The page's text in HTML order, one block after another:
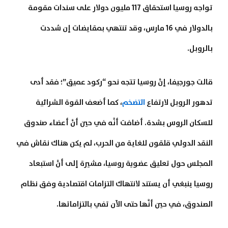
تواجه روسيا استحقاق 117 مليون دولار على سندات مقومة
بالدولار في 16 مارس، وقد تنتهي بمقايضات إن سُددت
بالروبل.
قالت جورجيفا، إنَّ روسيا تتجه نحو “ركود عميق”؛ فقد أدى
تدهور الروبل لارتفاع التضخم، كما أضعف القوة الشرائية
للسكان الروس بشدة. أضافت أنَّه في حين أنَّ أعضاء صندوق
النقد الدولي قلقون للغاية من الحرب، لم يكن هناك نقاش في
المجلس حول تعليق عضوية روسيا، مشيرة إلى أنَّ استبعاد
روسيا ينبغي أن يستند لانتهاك التزامات اقتصادية وفق نظام
الصندوق، في حين أنَّها حتى الآن تفي بالتزاماتها.